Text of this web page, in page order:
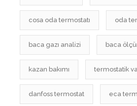
cosa oda termostatı oda
baca gazı analizi baca
kazan bakımı termostatik
danfoss termostat eca